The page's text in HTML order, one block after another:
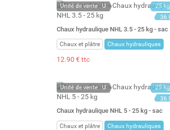
Unité de vente : U
25 kg
36 l
Chaux hydraulique NHL 3.5 - 25 kg - sac
Chaux et plâtre Chaux hydrauliques
12.90 € ttc
Unité de vente : U
25 kg
36 l
Chaux hydraulique NHL 5 - 25 kg - sac
Chaux et plâtre Chaux hydrauliques